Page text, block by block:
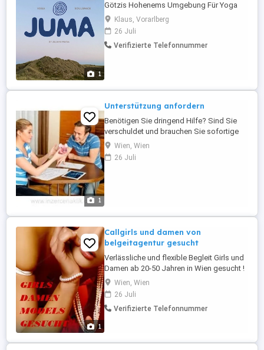
1
Götzis Hohenems Umgebung Für Yoga
Stunden 1-3 mal im Monat jeweils 2-3h
lang Miete pro Yoga Event <40 Es sollte
Platz sein für bis zu 15 Teilnehmern
Schreib mir gerne über Instagram
Klaus, Vorarlberg
26 Juli
Verifizierte Telefonnummer
1
Unterstützung anfordern
Benötigen Sie dringend Hilfe? Sind Sie
verschuldet und brauchen Sie sofortige
Unterstützung? Hier können Sie bis zu
fünf Millionen zu fairen und einfachen
Konditionen erhalten. n. Bitte kontaktieren
Wien, Wien
26 Juli
1
Callgirls und damen von
belgeitagentur gesucht
Verlässliche und flexible Begleit Girls und
Damen ab 20-50 Jahren in Wien gesucht !
Unsere etablierte Begleitagentur in Wien
und Umgebung sucht zuverlässige und
diskrete Escort-Mädchen mit flexiblen
Arbeitszeiten. Wir bieten ein
gestalten ...
Wien, Wien
26 Juli
Verifizierte Telefonnummer